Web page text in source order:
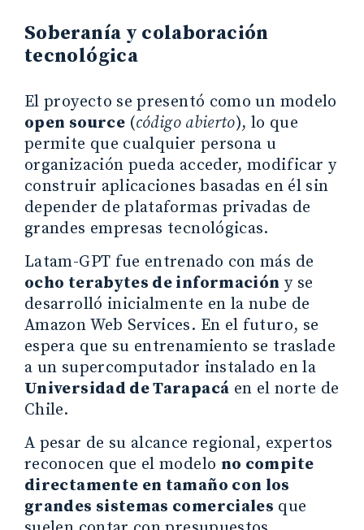
Soberanía y colaboración
tecnológica
El proyecto se presentó como un modelo
open source(código abierto), lo que
permite que cualquier persona u
organización pueda acceder, modificar y
construir aplicaciones basadas en él sin
depender de plataformas privadas de
grandes empresas tecnológicas.
Latam-GPT fue entrenado con más de
ocho terabytes de información y se
desarrolló inicialmente en la nube de
Amazon Web Services. En el futuro, se
espera que su entrenamiento se traslade
a un supercomputador instalado en la
Universidad de Tarapacá en el norte de
Chile.
A pesar de su alcance regional, expertos
reconocen que el modelo no compite
directamente en tamaño con los
grandes sistemas comerciales que